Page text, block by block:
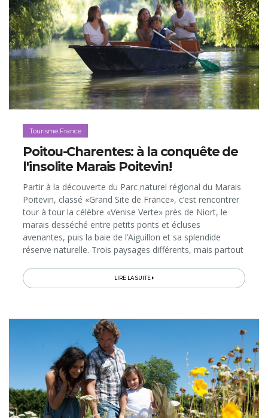
Tourisme France
Poitou-Charentes: à la conquête de
l'insolite Marais Poitevin!
Partir à la découverte du Parc naturel régional du Marais
Poitevin, classé «Grand Site de France», c’est rencontrer
tour à tour la célèbre «Venise Verte» près de Niort, le
marais desséché entre petits ponts et écluses
avenantes, puis la baie de l’Aiguillon et sa splendide
réserve naturelle. Trois paysages différents, mais partout
Bienvenue dans le royaume naturel des joies
authentiques qui enchanteront toute la famille...
LIRE LA SUITE